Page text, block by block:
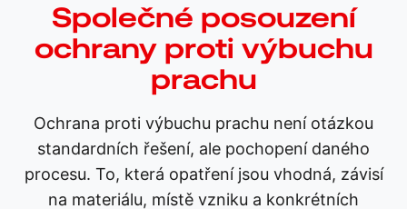
Společné posouzení
ochrany proti výbuchu
prachu
Ochrana proti výbuchu prachu není otázkou
standardních řešení, ale pochopení daného
procesu. To, která opatření jsou vhodná, závisí
na materiálu, místě vzniku a konkrétních